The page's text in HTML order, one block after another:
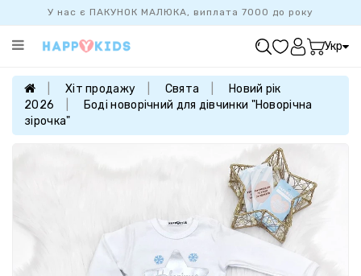
У нас є ПАКУНОК МАЛЮКА, виплата 7000 до року
Категорії
ПРОДАЖУ
БАЗОВА
КОЛЕКЦІЯ
FAMILYLOOK
Укр
Хіт продажу Свята
Новий рік
2026
Боді новорічний для дівчинки "Новорічна
зірочка"